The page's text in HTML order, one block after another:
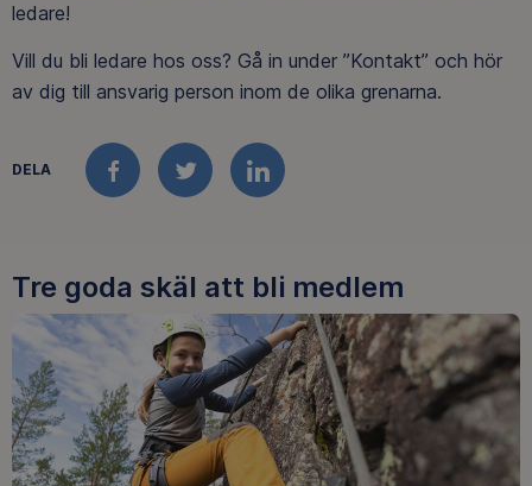
ledare!
Vill du bli ledare hos oss? Gå in under ”Kontakt” och hör
av dig till ansvarig person inom de olika grenarna.
DELA
FACEBOOKTWITTERLINKEDIN
Tre goda skäl att bli medlem